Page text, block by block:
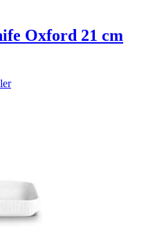
Oxford 21 cm